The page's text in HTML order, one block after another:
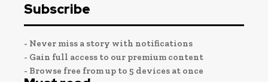
Subscribe
- Never miss a story with notifications
- Gain full access to our premium content
- Browse free from up to 5 devices at once